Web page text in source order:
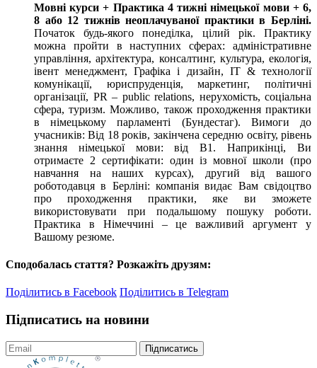
Мовні курси + Практика 4 тижні німецької мови + 6,
8 або 12 тижнів неоплачуваної практики в Берліні.
Початок будь-якого понеділка, цілий рік. Практику
можна пройти в наступних сферах: адміністративне
управління, архітектура, консалтинг, культура, екологія,
івент менеджмент, Графіка і дизайн, IT & технології
комунікації, юриспруденція, маркетинг, політичні
організації, PR – public relations, нерухомість, соціальна
сфера, туризм. Можливо, також проходження практики
в німецькому парламенті (Бундестаг). Вимоги до
учасників: Від 18 років, закінчена середню освіту, рівень
знання німецької мови: від B1. Наприкінці, Ви
отримаєте 2 сертифікати: один із мовної школи (про
навчання на наших курсах), другий від вашого
роботодавця в Берліні: компанія видає Вам свідоцтво
про проходження практики, яке ви зможете
використовувати при подальшому пошуку роботи.
Практика в Німеччині – це важливий аргумент у
Вашому резюме.
Сподобалась стаття? Розкажіть друзям:
Поділитись в Facebook Поділитись в Telegram
Підписатись на новини
Підписатись